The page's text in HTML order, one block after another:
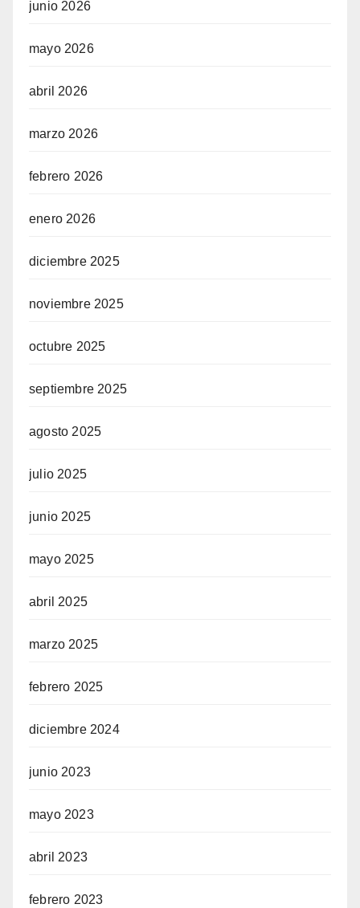
junio 2026
mayo 2026
abril 2026
marzo 2026
febrero 2026
enero 2026
diciembre 2025
noviembre 2025
octubre 2025
septiembre 2025
agosto 2025
julio 2025
junio 2025
mayo 2025
abril 2025
marzo 2025
febrero 2025
diciembre 2024
junio 2023
mayo 2023
abril 2023
febrero 2023